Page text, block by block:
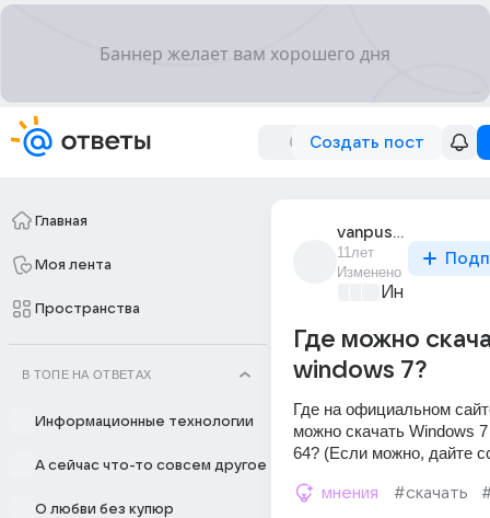
Создать пост
Главная
Моя лента
Пространства
В ТОПЕ НА ОТВЕТАХ
Информационные технологии
А сейчас что-то совсем другое
О любви без купюр
vanpush_1
11лет
Изменено
Где можно
windows 7?
Где на официальном
можно скачать Windows
64? (Если можно, дайте
мнения #скачать